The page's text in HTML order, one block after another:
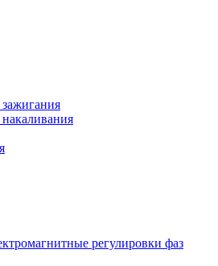
регулировки фаз